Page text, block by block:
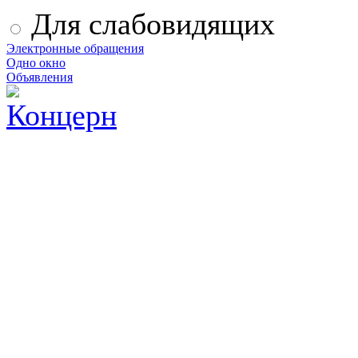
Для слабовидящих
Электронные обращения
Одно окно
Объявления